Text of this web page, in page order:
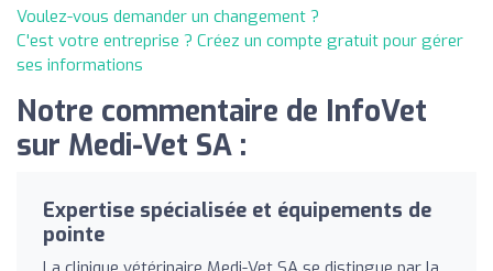
Voulez-vous demander un changement ?
C'est votre entreprise ? Créez un compte gratuit pour gérer
ses informations
Notre commentaire de InfoVet
sur Medi-Vet SA :
Expertise spécialisée et équipements de
pointe